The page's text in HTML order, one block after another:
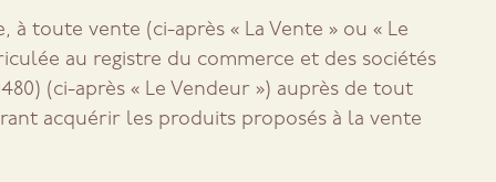
à toute vente (ci-après « La Vente » ou « Le
au registre du commerce et des sociétés
(ci-après « Le Vendeur ») auprès de tout
acquérir les produits proposés à la vente